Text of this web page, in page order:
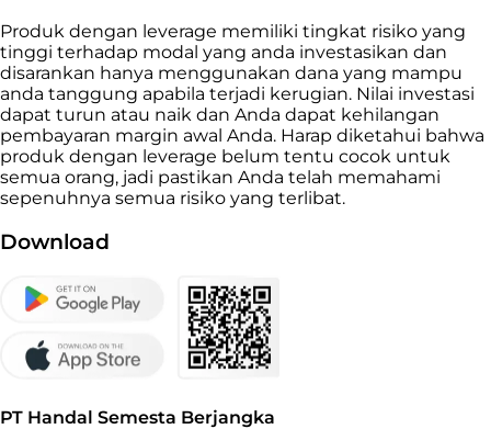
Produk dengan leverage memiliki tingkat risiko yang
tinggi terhadap modal yang anda investasikan dan
disarankan hanya menggunakan dana yang mampu
anda tanggung apabila terjadi kerugian. Nilai investasi
dapat turun atau naik dan Anda dapat kehilangan
pembayaran margin awal Anda. Harap diketahui bahwa
produk dengan leverage belum tentu cocok untuk
semua orang, jadi pastikan Anda telah memahami
sepenuhnya semua risiko yang terlibat.
Download
PT Handal Semesta Berjangka